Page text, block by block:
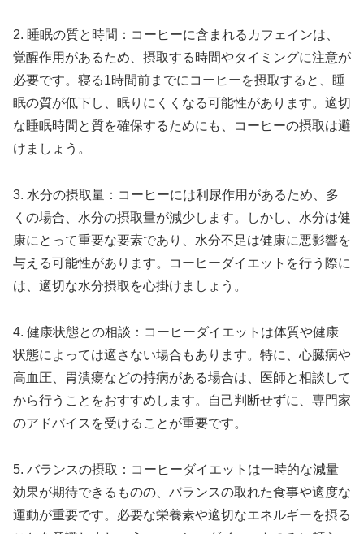
2. 睡眠の質と時間：コーヒーに含まれるカフェインは、
覚醒作用があるため、摂取する時間やタイミングに注意が
必要です。寝る1時間前までにコーヒーを摂取すると、睡
眠の質が低下し、眠りにくくなる可能性があります。適切
な睡眠時間と質を確保するためにも、コーヒーの摂取は避
けましょう。
3. 水分の摂取量：コーヒーには利尿作用があるため、多
くの場合、水分の摂取量が減少します。しかし、水分は健
康にとって重要な要素であり、水分不足は健康に悪影響を
与える可能性があります。コーヒーダイエットを行う際に
は、適切な水分摂取を心掛けましょう。
4. 健康状態との相談：コーヒーダイエットは体質や健康
状態によっては適さない場合もあります。特に、心臓病や
高血圧、胃潰瘍などの持病がある場合は、医師と相談して
から行うことをおすすめします。自己判断せずに、専門家
のアドバイスを受けることが重要です。
5. バランスの摂取：コーヒーダイエットは一時的な減量
効果が期待できるものの、バランスの取れた食事や適度な
運動が重要です。必要な栄養素や適切なエネルギーを摂る